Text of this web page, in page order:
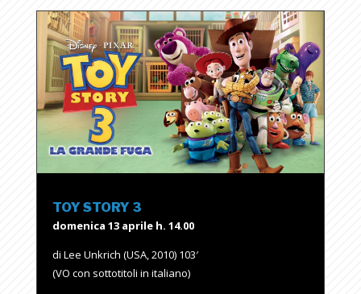
TOY STORY 3
domenica 13 aprile h. 14.00
di Lee Unkrich (USA, 2010) 103′
(VO con sottotitoli in italiano)